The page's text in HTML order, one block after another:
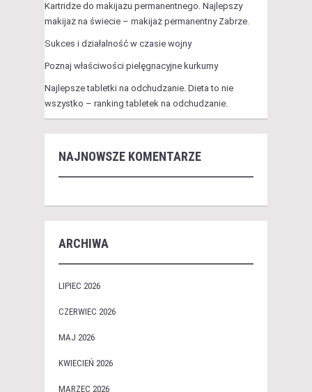
Kartridże do makijażu permanentnego. Najlepszy
makijaż na świecie – makijaż permanentny Zabrze.
Sukces i działalność w czasie wojny
Poznaj właściwości pielęgnacyjne kurkumy
Najlepsze tabletki na odchudzanie. Dieta to nie
wszystko – ranking tabletek na odchudzanie.
NAJNOWSZE KOMENTARZE
ARCHIWA
LIPIEC 2026
CZERWIEC 2026
MAJ 2026
KWIECIEŃ 2026
MARZEC 2026